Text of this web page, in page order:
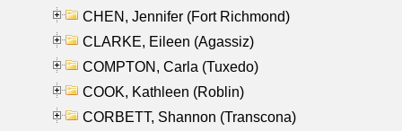
CHEN, Jennifer (Fort Richmond)
CLARKE, Eileen (Agassiz)
COMPTON, Carla (Tuxedo)
COOK, Kathleen (Roblin)
CORBETT, Shannon (Transcona)